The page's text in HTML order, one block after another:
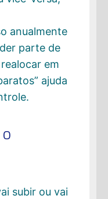
anualmente
parte de
em
ajuda
subir ou vai